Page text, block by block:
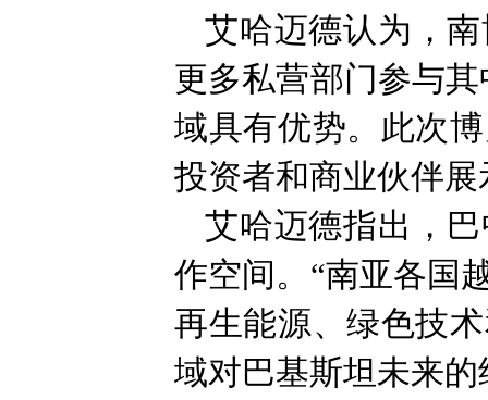
艾哈迈德认为，
更多私营部门参与
域具有优势。此次
投资者和商业伙伴
艾哈迈德指出，
作空间。“南亚各国
再生能源、绿色技
域对巴基斯坦未来